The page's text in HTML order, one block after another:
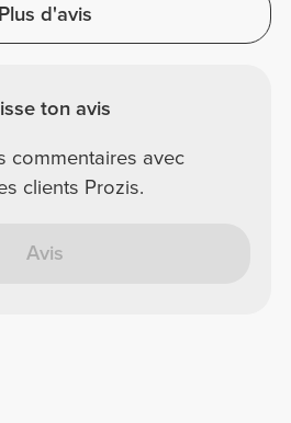
Plus d'avis
ton avis
commentaires avec
clients Prozis.
Avis